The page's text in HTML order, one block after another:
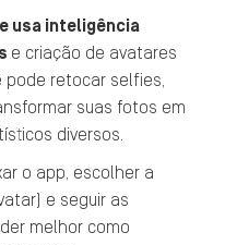
usa inteligência
e criação de avatares
pode retocar selfies,
suas fotos em
diversos.
o app, escolher a
e seguir as
melhor como